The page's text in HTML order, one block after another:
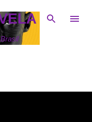
principal